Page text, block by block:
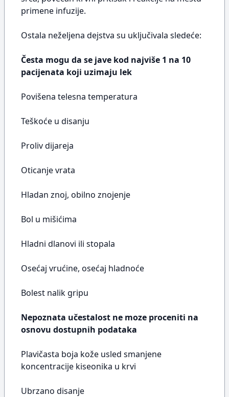
primene infuzije.
Ostala neželjena dejstva su uključivala sledeće:
Česta mogu da se jave kod najviše 1 na 10
pacijenata koji uzimaju lek
Povišena telesna temperatura
Teškoće u disanju
Proliv dijareja
Oticanje vrata
Hladan znoj, obilno znojenje
Bol u mišićima
Hladni dlanovi ili stopala
Osećaj vrućine, osećaj hladnoće
Bolest nalik gripu
Nepoznata učestalost ne moze proceniti na
osnovu dostupnih podataka
Plavičasta boja kože usled smanjene
koncentracije kiseonika u krvi
Ubrzano disanje